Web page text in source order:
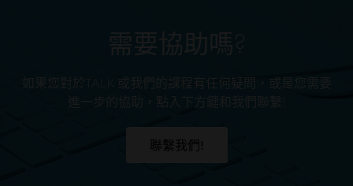
如果您對於TALK 或我們的課程有任何疑問，或是您需要
進一步的協助，點入下方鍵和我們聯繫!
聯繫我們!